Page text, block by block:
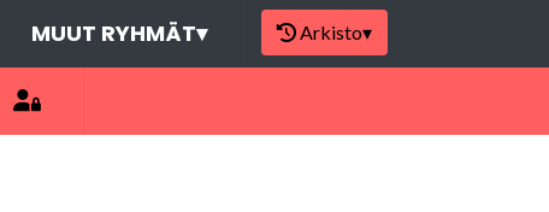
MUUT RYHMÄT▾ Arkisto▾